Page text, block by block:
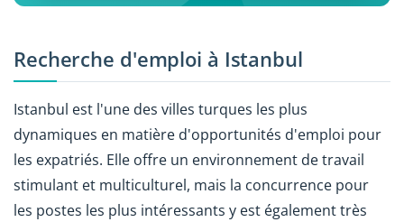
Recherche d'emploi à Istanbul
Istanbul est l'une des villes turques les plus
dynamiques en matière d'opportunités d'emploi pour
les expatriés. Elle offre un environnement de travail
stimulant et multiculturel, mais la concurrence pour
les postes les plus intéressants y est également très